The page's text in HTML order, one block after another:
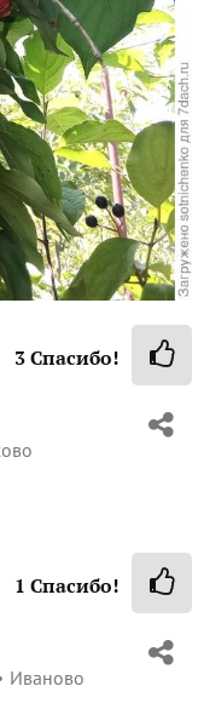
3Спасибо!
1 Спасибо!
Иваново